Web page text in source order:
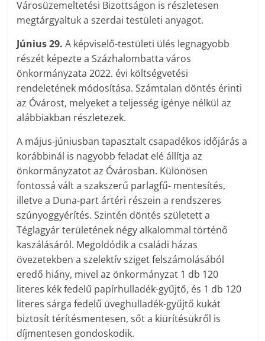
Városüzemeltetési Bizottságon is részletesen
megtárgyaltuk a szerdai testületi anyagot.
Június 29.A képviselő-testületi ülés legnagyobb
részét képezte a Százhalombatta város
önkormányzata 2022. évi költségvetési
rendeletének módosítása. Számtalan döntés érinti
az Óvárost, melyeket a teljesség igénye nélkül az
alábbiakban részletezek.
A május-júniusban tapasztalt csapadékos időjárás a
korábbinál is nagyobb feladat elé állítja az
önkormányzatot az Óvárosban. Különösen
fontossá vált a szakszerű parlagfű- mentesítés,
illetve a Duna-part ártéri részein a rendszeres
szúnyoggyérítés. Szintén döntés született a
Téglagyár területének négy alkalommal történő
kaszálásáról. Megoldódik a családi házas
övezetekben a szelektív sziget felszámolásából
eredő hiány, mivel az önkormányzat 1 db 120
literes kék fedelű papírhulladék-gyűjtő, és 1 db 120
literes sárga fedelű üveghulladék-gyűjtő kukát
biztosít térítésmentesen, sőt a kiürítésükről is
díjmentesen gondoskodik.